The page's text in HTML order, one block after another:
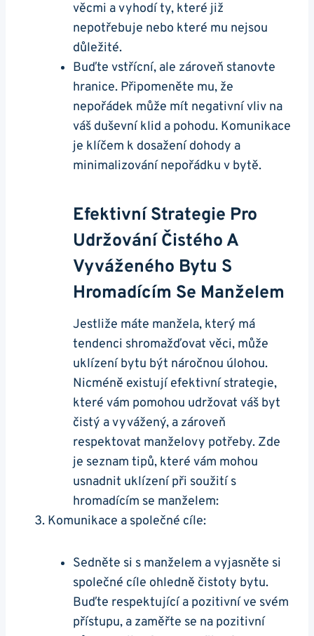
věcmi a vyhodí ty, které již
nepotřebuje nebo které mu nejsou
důležité.
Buďte vstřícní, ale zároveň stanovte
hranice. Připomeněte mu, že
nepořádek může mít negativní vliv na
váš duševní klid a pohodu. Komunikace
je klíčem k dosažení dohody a
minimalizování nepořádku v bytě.
Efektivní Strategie Pro
Udržování Čistého A
Vyváženého Bytu S
Hromadícím Se Manželem
Jestliže máte manžela, který má
tendenci shromažďovat věci, může
uklízení bytu být náročnou úlohou.
Nicméně existují efektivní strategie,
které vám pomohou udržovat váš byt
čistý a vyvážený, a zároveň
respektovat manželovy potřeby. Zde
je seznam tipů, které vám mohou
usnadnit uklízení při soužití s
hromadícím se manželem:
Komunikace a společné cíle:
Sedněte si s manželem a vyjasněte si
společné cíle ohledně čistoty bytu.
Buďte respektující a pozitivní ve svém
přístupu, a zaměřte se na pozitivní